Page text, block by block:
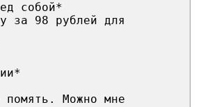
собой*
за 98 рублей для
Можно мне